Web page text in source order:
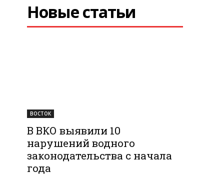
Новые статьи
ВОСТОК
В ВКО выявили 10
нарушений водного
законодательства с начала
года